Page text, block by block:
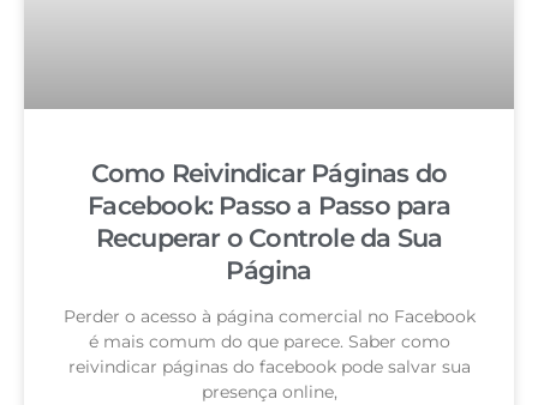
Como Reivindicar Páginas do
Facebook: Passo a Passo para
Recuperar o Controle da Sua
Página
Perder o acesso à página comercial no Facebook
é mais comum do que parece. Saber como
reivindicar páginas do facebook pode salvar sua
presença online,